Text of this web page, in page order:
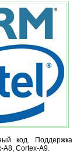
код. Поддержка
A8, Cortex-A9.